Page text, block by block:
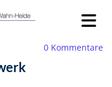
0 Kommentare